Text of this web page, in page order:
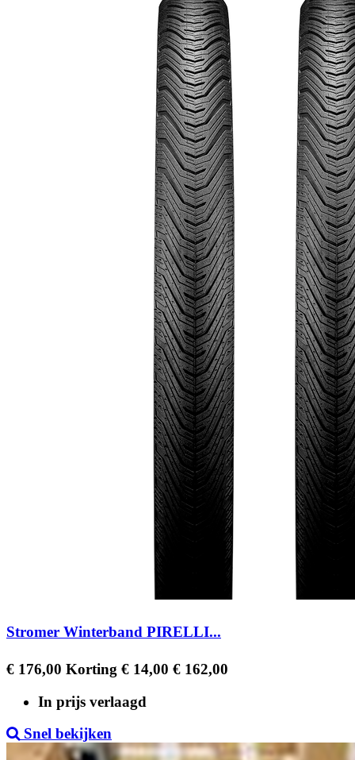
Stromer Winterband PIRELLI...
Regular
€ 176,00 Korting € 14,00 Prijs
€ 162,00
In prijs verlaagd
Snel bekijken